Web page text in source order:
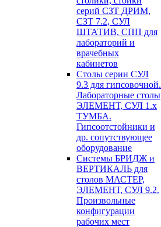
серий СЗТ ДРИМ,
СЗТ 7.2, СУЛ
ШТАТИВ, СПП для
лабораторий и
врачебных
кабинетов
Столы серии СУЛ
9.3 для гипсовочной.
Лабораторные столы
ЭЛЕМЕНТ, СУЛ 1.х
ТУМБА.
Гипсоотстойники и
др. сопутствующее
оборудование
Системы БРИДЖ и
ВЕРТИКАЛЬ для
столов МАСТЕР,
ЭЛЕМЕНТ, СУЛ 9.2.
Произвольные
конфигурации
рабочих мест